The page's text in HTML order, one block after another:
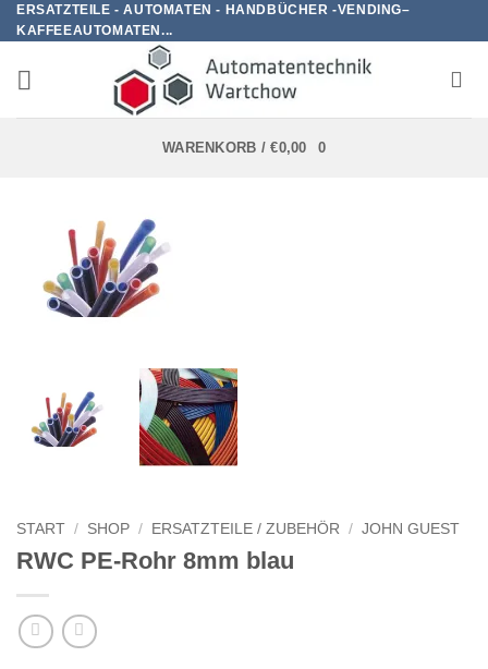
Zum
Inhalt
springen
ERSATZTEILE - AUTOMATEN - HANDBÜCHER -VENDING–
KAFFEEAUTOMATEN...
WARENKORB /€0,00 0
START / SHOP / ERSATZTEILE / ZUBEHÖR / JOHN GUEST
RWC PE-Rohr 8mm blau